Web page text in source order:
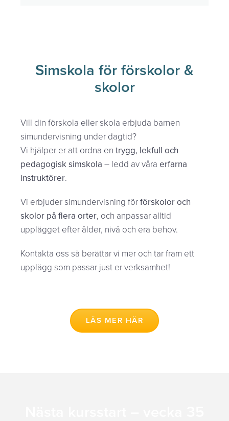
Simskola för förskolor &
skolor
Vill din förskola eller skola erbjuda barnen
simundervisning under dagtid?
Vi hjälper er att ordna en trygg, lekfull och
pedagogisk simskola – ledd av våra erfarna
instruktörer.
Vi erbjuder simundervisning förförskolor och
skolor på flera orter, och anpassar alltid
upplägget efter ålder, nivå och era behov.
Kontakta oss så berättar vi mer och tar fram ett
upplägg som passar just er verksamhet!
LÄS MER HÄR